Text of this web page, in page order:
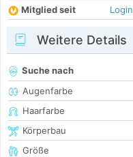
Mitglied seit
Login
Weitere Details
Suche nach
Augenfarbe
Haarfarbe
Körperbau
Größe